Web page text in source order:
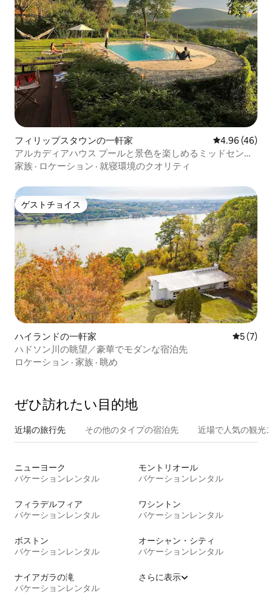
フィリップスタウンの一軒家 レビュー46
4.96 (46)
アルカディアハウス プールと景色を楽しめるミッドセンチ
ュリーの隠れ家
家族 · ロケーション · 就寝環境のクオリティ
ゲストチョイス
ゲストチョイス
ハイランドの一軒家 レビュー
5 (7)
ハドソン川の眺望／豪華でモダンな宿泊先
ロケーション · 家族 · 眺め
ぜひ訪⁠れ⁠た⁠い目⁠的⁠地
近場の旅行先 その他のタ⁠イ⁠プ⁠の宿⁠泊⁠先 近場で人気の観光
ニューヨーク
バケーションレンタル
モントリオール
バケーションレンタル
フィラデルフィア
バケーションレンタル
ワシントン
バケーションレンタル
ボストン
バケーションレンタル
オーシャン・シティ
バケーションレンタル
ナイアガラの滝
バケーションレンタル
さらに表示